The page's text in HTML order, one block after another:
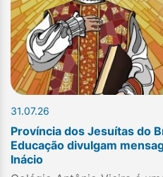
31.07.26
Província dos Jesuítas do
Educação divulgam
Inácio